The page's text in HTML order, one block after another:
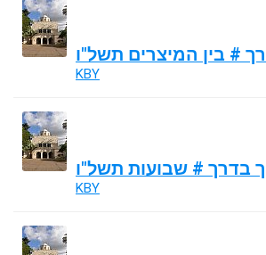
# בין המיצרים תשל"ו
KBY
בדרך # שבועות תשל"ו
KBY